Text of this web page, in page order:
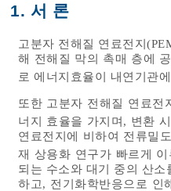
1. 서 론
고분자 전해질 연료전지
해 전해질 막의 촉매 층에
로 에너지효율이 내연기관
또한 고분자 전해질 연료
너지 효율을 가지며, 변환
연료전지에 비하여 전류밀
재 상용화 연구가 빠르게 이
되는 수소와 대기 중의 산소
하고, 전기화학반응으로 인